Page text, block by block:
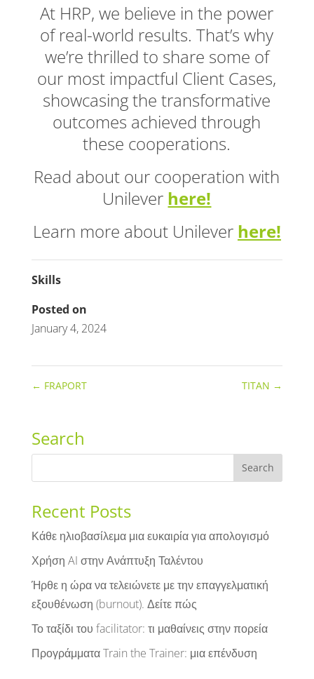
At HRP, we believe in the power
of real-world results. That’s why
we’re thrilled to share some of
our most impactful Client Cases,
showcasing the transformative
outcomes achieved through
these cooperations.
Read about our cooperation with
Unilever here!
Learn more about Unilever here!
Skills
Posted on
January 4, 2024
← FRAPORT TITAN →
Search
Recent Posts
Κάθε ηλιοβασίλεμα μια ευκαιρία για απολογισμό
Χρήση AI στην Ανάπτυξη Ταλέντου
Ήρθε η ώρα να τελειώνετε με την επαγγελματική
εξουθένωση (burnout). Δείτε πώς
Το ταξίδι του facilitator: τι μαθαίνεις στην πορεία
Προγράμματα Train the Trainer: μια επένδυση